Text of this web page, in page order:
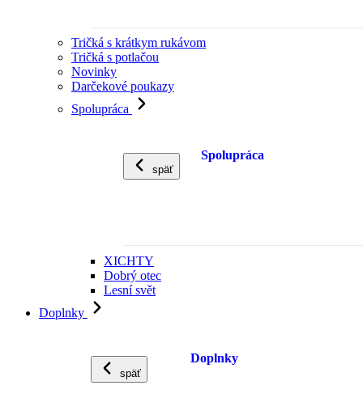
Tričká s krátkym rukávom
Tričká s potlačou
Novinky
Darčekové poukazy
Spolupráca
späť
Spolupráca
XICHTY
Dobrý otec
Lesní svět
Doplnky
späť
Doplnky